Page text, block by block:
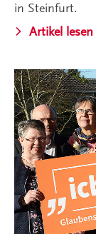
in Steinfurt.
Artikel lesen